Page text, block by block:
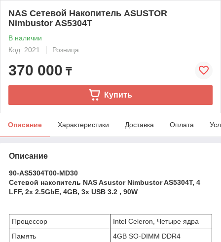
NAS Сетевой Накопитель ASUSTOR
Nimbustor AS5304T
В наличии
Код: 2021
Розница
370 000 ₸
Купить
Описание Характеристики Доставка Оплата
Описание
90-AS5304T00-MD30
Сетевой накопитель NAS Asustor Nimbustor AS5304T, 4
LFF, 2х 2.5GbE, 4GB, 3x USB 3.2 , 90W
Процессор
Intel Celeron, Четыре ядра
Память
4GB SO-DIMM DDR4